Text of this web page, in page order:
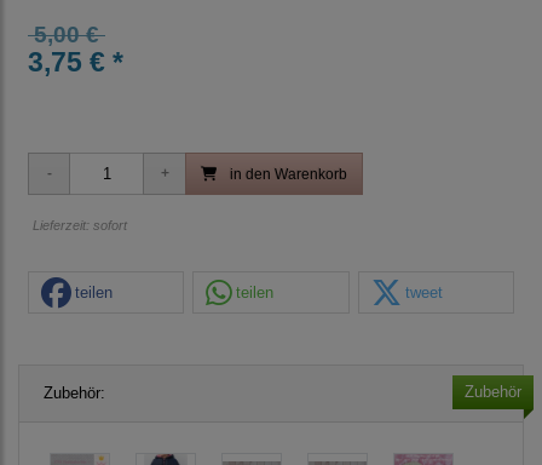
5,00 €
3,75 € *
in den Warenkorb
Lieferzeit: sofort
teilen teilen tweet
Zubehör: Zubehör